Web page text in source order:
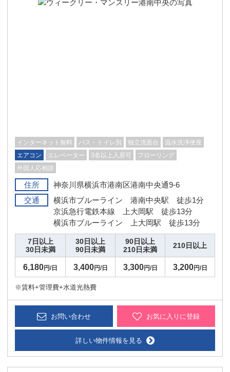
インターネット無料 バス・トイレ別 独立洗面台
温水洗浄便座
エアコン
エレベーター 3名以上入居可
フローリング
外国人応相談
住所
神奈川県横浜市港南区港南中央通9-6
交通
横浜市ブルーライン 港南中央駅 徒歩1分
京浜急行電鉄本線 上大岡駅 徒歩13分
横浜市ブルーライン 上大岡駅 徒歩13分
7日以上
30日未満
30日以上
90日未満
90日以上
210日未満
210日以上
6,180円/日 3,400円/日 3,300円/日 3,200円/日
※賃料+管理費+水道光熱費
お問い合わせ お気に入りに登録
詳しい物件情報を見る